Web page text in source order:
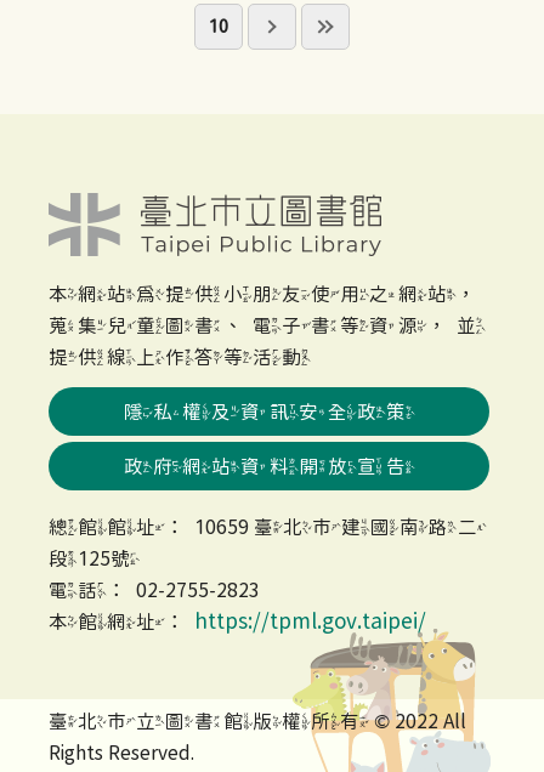
10
本網站為提供小朋友使用之網站，
蒐集兒童圖書、電子書等資源，並
提供線上作答等活動
隱私權及資訊安全政策
政府網站資料開放宣告
總館館址：10659 臺北市建國南路二
段125號
電話：02-2755-2823
本館網址：
https://tpml.gov.taipei/
臺北市立圖書館版權所有 © 2022 All
Rights Reserved.